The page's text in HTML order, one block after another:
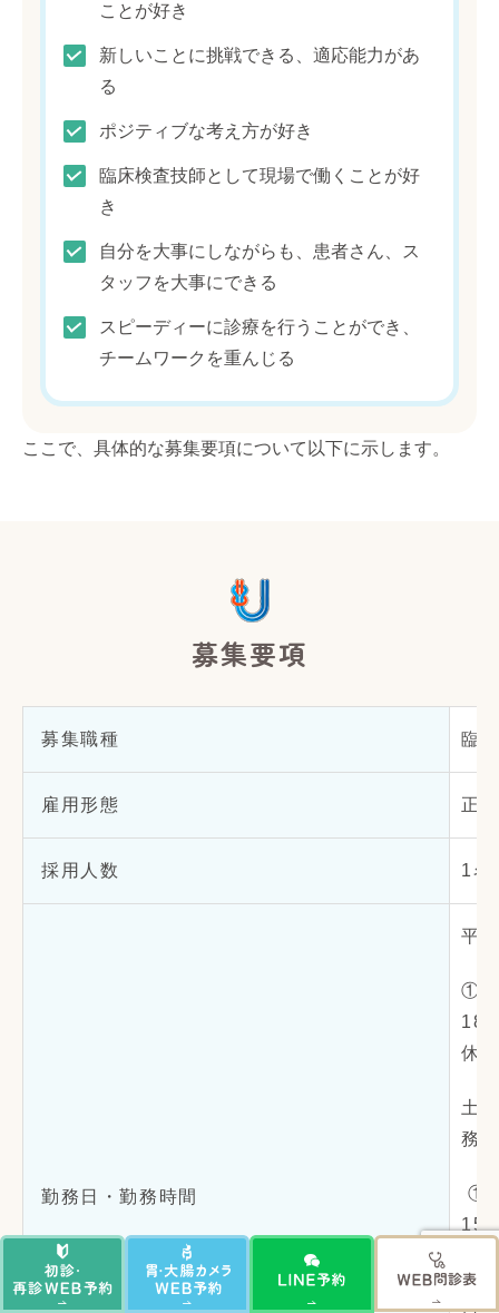
ことが好き
新しいことに挑戦できる、適応能力があ
る
ポジティブな考え方が好き
臨床検査技師として現場で働くことが好
き
自分を大事にしながらも、患者さん、ス
タッフを大事にできる
スピーディーに診療を行うことができ、
チームワークを重んじる
ここで、具体的な募集要項について以下に示します。
募集要項
募集職種 臨
雇用形態 正
採用人数 1名
勤務日・勤務時間
平
①
休
土
務
①